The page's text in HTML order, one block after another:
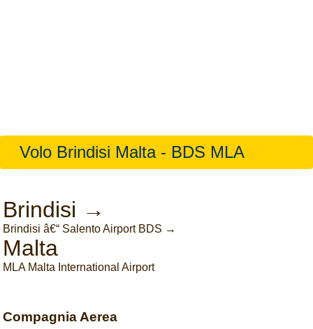
Volo Brindisi Malta - BDS MLA
Brindisi →
Brindisi â€“ Salento Airport BDS →
Malta
MLA Malta International Airport
Compagnia Aerea